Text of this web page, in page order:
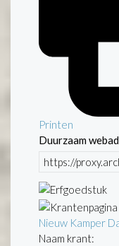
Printen
Duurzaam
Nieuw Kamper
Naam krant: